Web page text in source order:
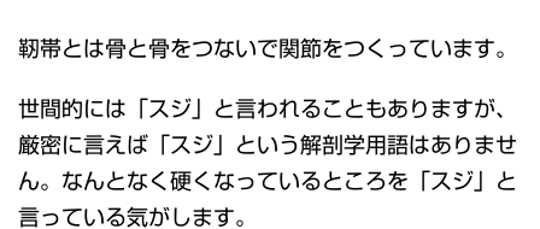
靭帯とは骨と骨をつないで関節をつくっています。
世間的には「スジ」と言われることもありますが、
厳密に言えば「スジ」という解剖学用語はありませ
ん。なんとなく硬くなっているところを「スジ」と
言っている気がします。